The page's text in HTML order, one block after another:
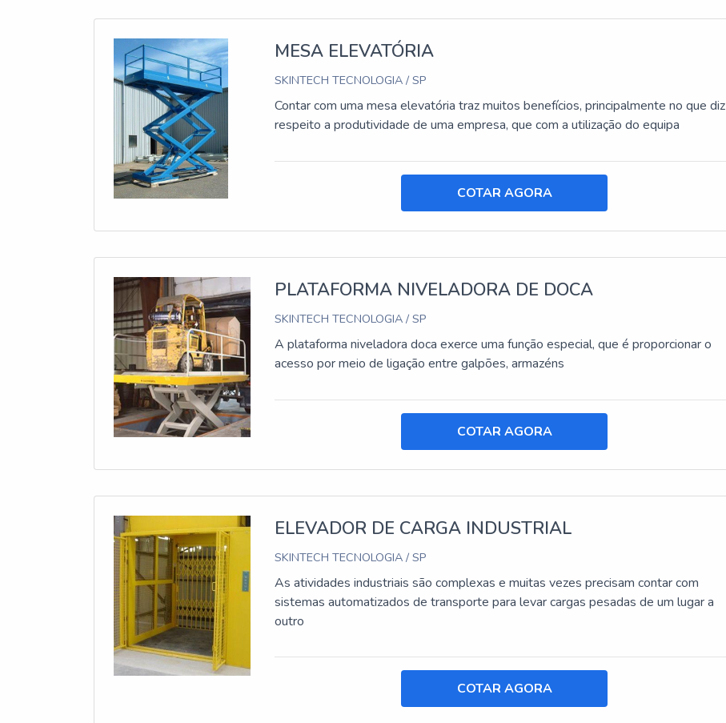
MESA ELEVATÓRIA
SKINTECH TECNOLOGIA / SP
Contar com uma mesa elevatória traz muitos benefícios, principalmente no que diz
respeito a produtividade de uma empresa, que com a utilização do equipa
COTAR AGORA
PLATAFORMA NIVELADORA DE DOCA
SKINTECH TECNOLOGIA / SP
A plataforma niveladora doca exerce uma função especial, que é proporcionar o
acesso por meio de ligação entre galpões, armazéns
COTAR AGORA
ELEVADOR DE CARGA INDUSTRIAL
SKINTECH TECNOLOGIA / SP
As atividades industriais são complexas e muitas vezes precisam contar com
sistemas automatizados de transporte para levar cargas pesadas de um lugar a
outro
COTAR AGORA